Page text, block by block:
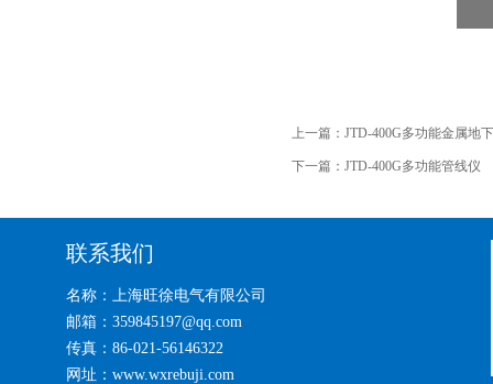
上一篇： JTD-400G多功能金属地
下一篇： JTD-400G多功能管线仪
联系我们
名称：上海旺徐电气有限公司
邮箱：359845197@qq.com
传真：86-021-56146322
网址：www.wxrebuji.com